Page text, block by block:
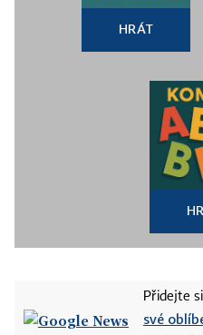
HRÁT
Přidejte
své